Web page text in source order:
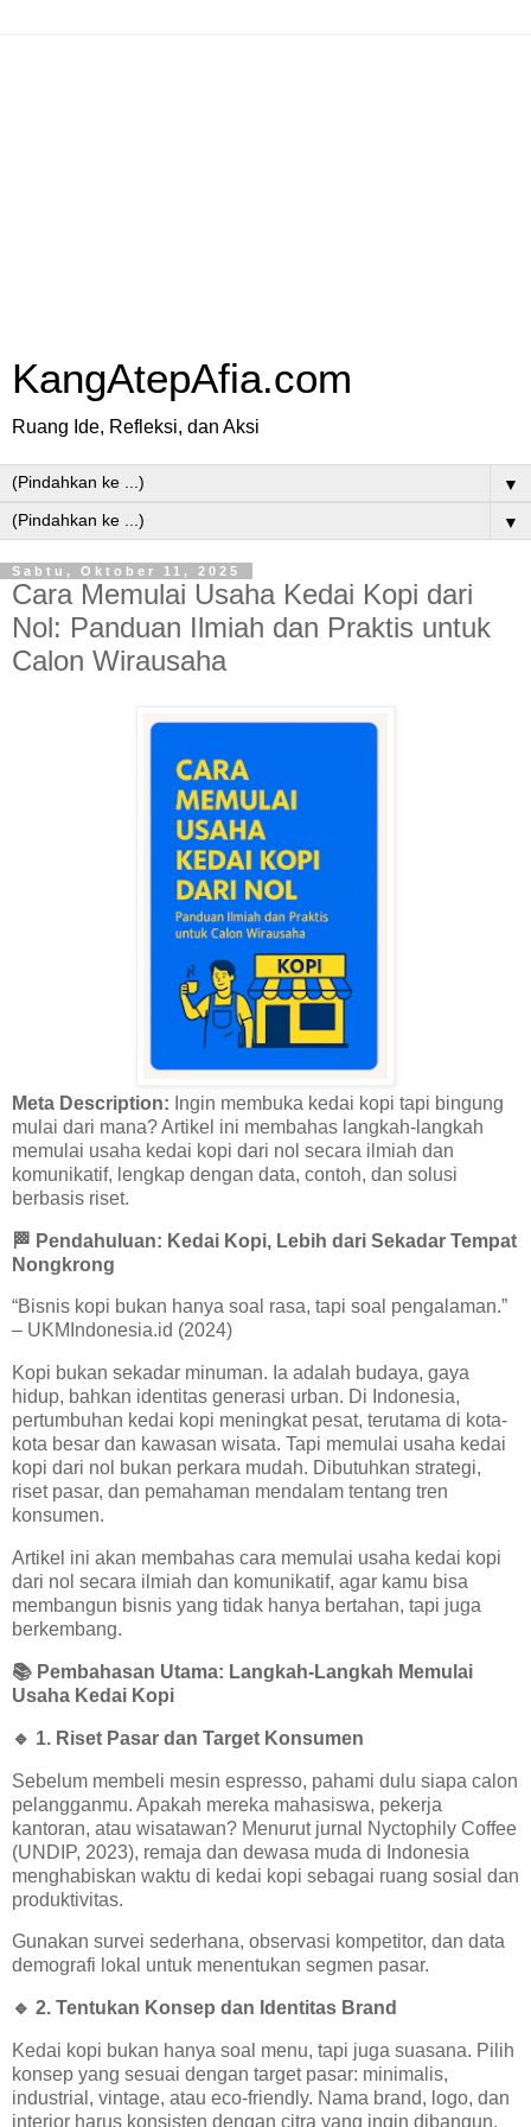
KangAtepAfia.com
Ruang Ide, Refleksi, dan Aksi
▼
▼
Sabtu, Oktober 11, 2025
Cara Memulai Usaha Kedai Kopi dari
Nol: Panduan Ilmiah dan Praktis untuk
Calon Wirausaha
Meta Description: Ingin membuka kedai kopi tapi bingung
mulai dari mana? Artikel ini membahas langkah-langkah
memulai usaha kedai kopi dari nol secara ilmiah dan
komunikatif, lengkap dengan data, contoh, dan solusi
berbasis riset.
🏁 Pendahuluan: Kedai Kopi, Lebih dari Sekadar Tempat
Nongkrong
“Bisnis kopi bukan hanya soal rasa, tapi soal pengalaman.”
– UKMIndonesia.id (2024)
Kopi bukan sekadar minuman. Ia adalah budaya, gaya
hidup, bahkan identitas generasi urban. Di Indonesia,
pertumbuhan kedai kopi meningkat pesat, terutama di kota-
kota besar dan kawasan wisata. Tapi memulai usaha kedai
kopi dari nol bukan perkara mudah. Dibutuhkan strategi,
riset pasar, dan pemahaman mendalam tentang tren
konsumen.
Artikel ini akan membahas cara memulai usaha kedai kopi
dari nol secara ilmiah dan komunikatif, agar kamu bisa
membangun bisnis yang tidak hanya bertahan, tapi juga
berkembang.
📚 Pembahasan Utama: Langkah-Langkah Memulai
Usaha Kedai Kopi
🔹 1. Riset Pasar dan Target Konsumen
Sebelum membeli mesin espresso, pahami dulu siapa calon
pelangganmu. Apakah mereka mahasiswa, pekerja
kantoran, atau wisatawan? Menurut jurnal Nyctophily Coffee
(UNDIP, 2023), remaja dan dewasa muda di Indonesia
menghabiskan waktu di kedai kopi sebagai ruang sosial dan
produktivitas.
Gunakan survei sederhana, observasi kompetitor, dan data
demografi lokal untuk menentukan segmen pasar.
🔹 2. Tentukan Konsep dan Identitas Brand
Kedai kopi bukan hanya soal menu, tapi juga suasana. Pilih
konsep yang sesuai dengan target pasar: minimalis,
industrial, vintage, atau eco-friendly. Nama brand, logo, dan
interior harus konsisten dengan citra yang ingin dibangun.